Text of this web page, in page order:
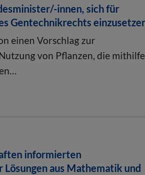
innen, sich für
Gentechnikrechts
einen Vorschlag zur
von Pflanzen, die mithilfe
informierten
aus Mathematik und